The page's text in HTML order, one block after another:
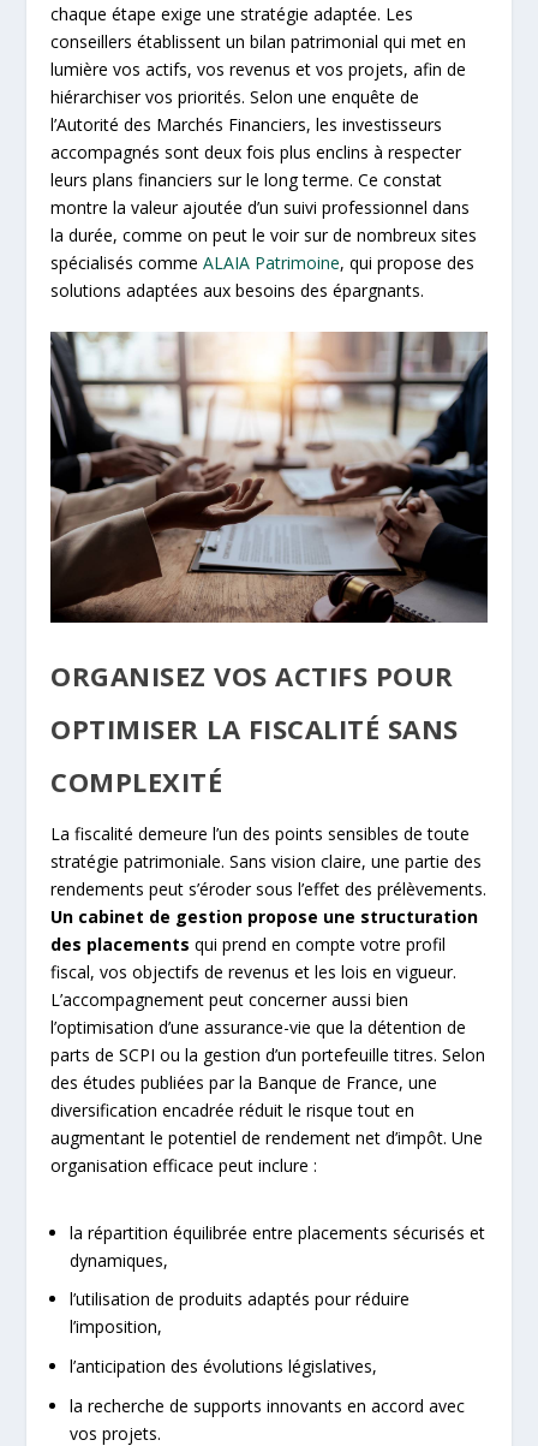
chaque étape exige une stratégie adaptée. Les
conseillers établissent un bilan patrimonial qui met en
lumière vos actifs, vos revenus et vos projets, afin de
hiérarchiser vos priorités. Selon une enquête de
l’Autorité des Marchés Financiers, les investisseurs
accompagnés sont deux fois plus enclins à respecter
leurs plans financiers sur le long terme. Ce constat
montre la valeur ajoutée d’un suivi professionnel dans
la durée, comme on peut le voir sur de nombreux sites
spécialisés commeALAIA Patrimoine, qui propose des
solutions adaptées aux besoins des épargnants.
ORGANISEZ VOS ACTIFS POUR
OPTIMISER LA FISCALITÉ SANS
COMPLEXITÉ
La fiscalité demeure l’un des points sensibles de toute
stratégie patrimoniale. Sans vision claire, une partie des
rendements peut s’éroder sous l’effet des prélèvements.
Un cabinet de gestion propose une structuration
des placements qui prend en compte votre profil
fiscal, vos objectifs de revenus et les lois en vigueur.
L’accompagnement peut concerner aussi bien
l’optimisation d’une assurance-vie que la détention de
parts de SCPI ou la gestion d’un portefeuille titres. Selon
des études publiées par la Banque de France, une
diversification encadrée réduit le risque tout en
augmentant le potentiel de rendement net d’impôt. Une
organisation efficace peut inclure :
la répartition équilibrée entre placements sécurisés et
dynamiques,
l’utilisation de produits adaptés pour réduire
l’imposition,
l’anticipation des évolutions législatives,
la recherche de supports innovants en accord avec
vos projets.